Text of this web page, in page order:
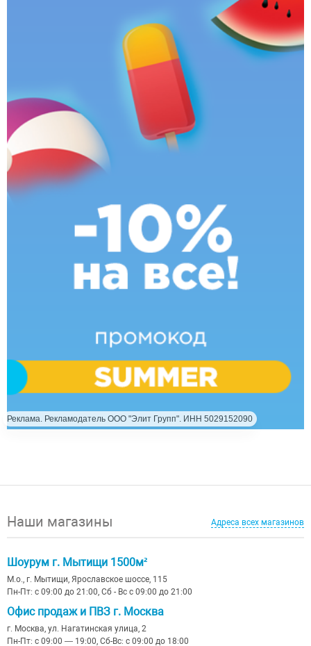
Реклама. Рекламодатель ООО "Элит Групп". ИНН 5029152090
Наши магазины Адреса всех магазинов
Шоурум г. Мытищи 1500м²
М.о., г. Мытищи, Ярославское шоссе, 115
Пн-Пт: с 09:00 до 21:00, Сб - Вс с 09:00 до 21:00
Офис продаж и ПВЗ г. Москва
г. Москва, ул. Нагатинская улица, 2
Пн-Пт: с 09:00 — 19:00, Сб-Вс: с 09:00 до 18:00